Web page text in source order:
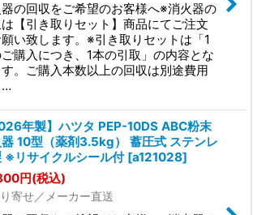
の回収をご希望のお客様へ※消火器の
【引き取りセット】商品にてご注文
願い致します。※引き取りセットは「1
購入につき、1本の引取」の内容とな
す。ご購入本数以上の回収は別途費用
…
年製】ハツタ PEP-10DS ABC粉末
10型（薬剤3.5kg） 蓄圧式 ステンレ
※リサイクルシール付 [a121028]
円(税込)
寄せ／メーカー直送